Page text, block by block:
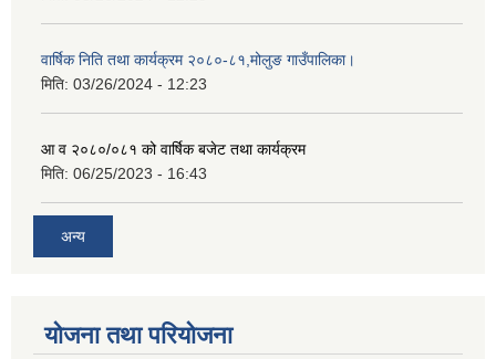
वार्षिक निति तथा कार्यक्रम २०८०-८१,मोलुङ गाउँपालिका।
मिति: 03/26/2024 - 12:23
आ व २०८०/०८१ को वार्षिक बजेट तथा कार्यक्रम
मिति: 06/25/2023 - 16:43
अन्य
योजना तथा परियोजना